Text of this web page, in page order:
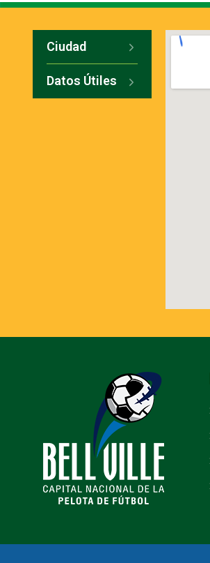
Ciudad
Datos Útiles